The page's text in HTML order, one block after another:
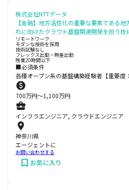
株式会社NTTデータ
【金融】地方活性化の重要な要素である
れに向けたクラウド基盤関連開発を担う技
リモートワーク
モダンな技術を採用
技術試験なし
フレックス出勤・時差出勤
残業20時間以下
■必須条件
各種オープン系の基盤構築経験者【重要度
700万円〜1,100万円
インフラエンジニア, クラウドエンジニア
神奈川県
エージェントに
お問い合わせする
お気に入り